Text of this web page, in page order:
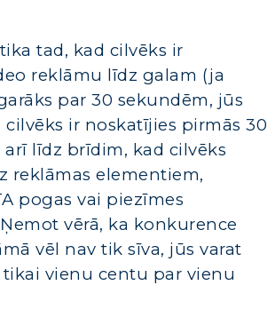
tad, kad cilvēks ir
reklāmu līdz galam (ja
par 30 sekundēm, jūs
cilvēks ir noskatījies pirmās 30
arī līdz brīdim, kad cilvēks
reklāmas elementiem,
pogas vai piezīmes
vērā, ka konkurence
vēl nav tik sīva, jūs varat
vienu centu par vienu